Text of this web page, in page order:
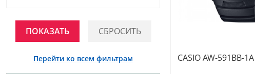
Перейти ко всем фильтрам CASIO AW-591BB-1A